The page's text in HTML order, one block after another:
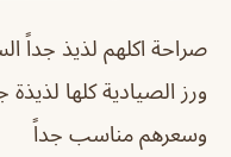
صراحة اكلهم لذيذ جداً
ورز الصيادية كلها لذيذة
وسعرهم مناسب جداً